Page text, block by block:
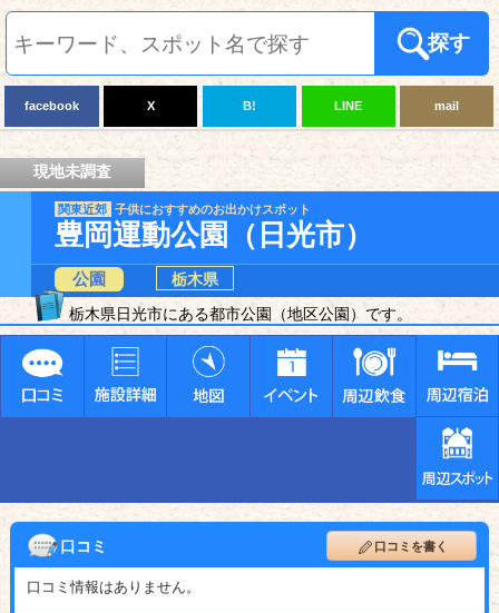
探す
facebook X B! LINE mail
現地未調査
関東近郊 子供におすすめのお出かけスポット
豊岡運動公園（日光市）
公園
栃木県
栃木県日光市にある都市公園（地区公園）です。
口コミ 口コミを書く
口コミ情報はありません。